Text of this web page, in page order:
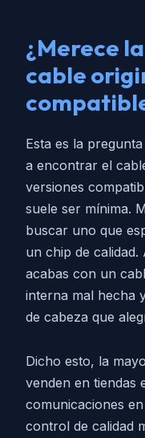
¿Merece
cable
Esta es la
a encontrar el
versiones
suele ser mínima.
buscar uno que
un chip de
acabas con un
interna mal hecha
de cabeza que
Dicho esto, la
venden en tiendas
comunicaciones
control de calidad